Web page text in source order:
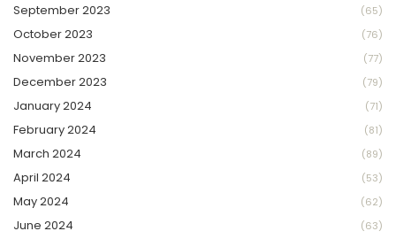
September 2023 (65)
October 2023 (76)
November 2023 (77)
December 2023 (79)
January 2024 (71)
February 2024 (81)
March 2024 (89)
April 2024 (53)
May 2024 (62)
June 2024 (63)